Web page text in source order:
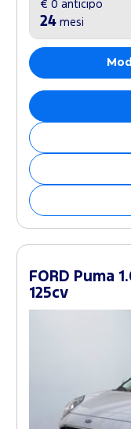
€ 0 anticipo
24 mesi
FORD Puma
125cv